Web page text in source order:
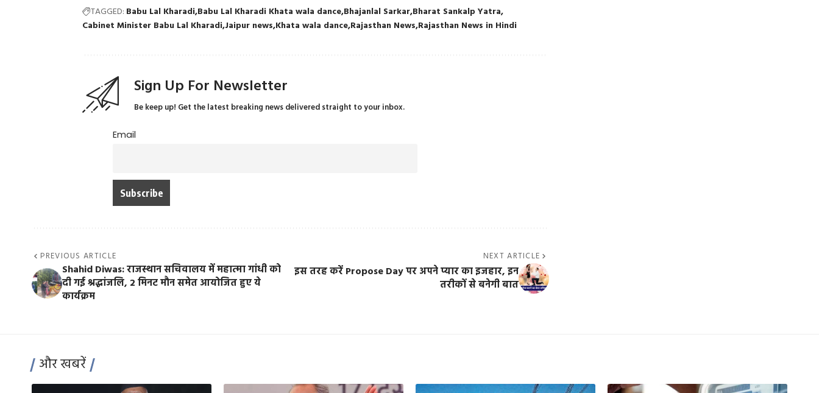
TAGGED: Babu Lal Kharadi Babu Lal Kharadi Khata wala dance Bhajanlal Sarkar Bharat Sankalp Yatra
Cabinet Minister Babu Lal Kharadi Jaipur news Khata wala dance Rajasthan News Rajasthan News in Hindi
Sign Up For Newsletter
Be keep up! Get the latest breaking news delivered straight to your inbox.
Email
PREVIOUS ARTICLE
Shahid Diwas: राजस्थान सचिवालय में महात्मा गांधी को
दी गई श्रद्धांजलि, 2 मिनट मौन समेत आयोजित हुए ये
कार्यक्रम
NEXT ARTICLE
इस तरह करें Propose Day पर अपने प्यार का इजहार, इन
तरीकों से बनेगी बात
और खबरें